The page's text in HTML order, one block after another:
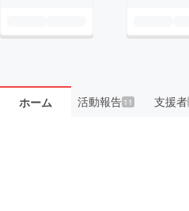
ホーム 活動報告11 支援者